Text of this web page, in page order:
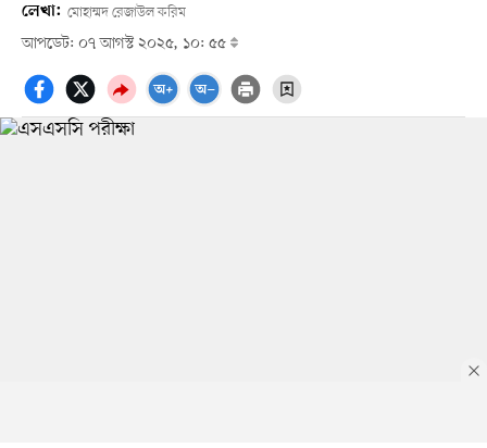
লেখা: মোহাম্মদ রেজাউল করিম
আপডেট: ০৭ আগস্ট ২০২৫, ১০: ৫৫